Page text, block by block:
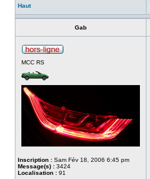
Haut
Gab
MCC RS
Inscription : Sam Fév 18, 2006 6:45 pm
Message(s) : 3424
Localisation : 91